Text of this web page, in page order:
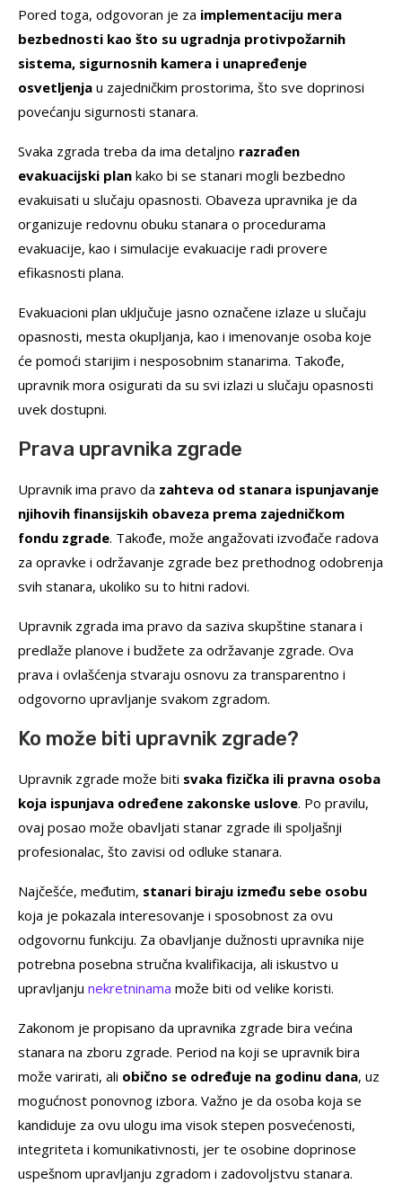
Pored toga, odgovoran je za implementaciju mera
bezbednosti kao što su ugradnja protivpožarnih
sistema, sigurnosnih kamera i unapređenje
osvetljenja u zajedničkim prostorima, što sve doprinosi
povećanju sigurnosti stanara.
Svaka zgrada treba da ima detaljno razrađen
evakuacijski plan kako bi se stanari mogli bezbedno
evakuisati u slučaju opasnosti. Obaveza upravnika je da
organizuje redovnu obuku stanara o procedurama
evakuacije, kao i simulacije evakuacije radi provere
efikasnosti plana.
Evakuacioni plan uključuje jasno označene izlaze u slučaju
opasnosti, mesta okupljanja, kao i imenovanje osoba koje
će pomoći starijim i nesposobnim stanarima. Takođe,
upravnik mora osigurati da su svi izlazi u slučaju opasnosti
uvek dostupni.
Prava upravnika zgrade
Upravnik ima pravo da zahteva od stanara ispunjavanje
njihovih finansijskih obaveza prema zajedničkom
fondu zgrade. Takođe, može angažovati izvođače radova
za opravke i održavanje zgrade bez prethodnog odobrenja
svih stanara, ukoliko su to hitni radovi.
Upravnik zgrada ima pravo da saziva skupštine stanara i
predlaže planove i budžete za održavanje zgrade. Ova
prava i ovlašćenja stvaraju osnovu za transparentno i
odgovorno upravljanje svakom zgradom.
Ko može biti upravnik zgrade?
Upravnik zgrade može biti svaka fizička ili pravna osoba
koja ispunjava određene zakonske uslove. Po pravilu,
ovaj posao može obavljati stanar zgrade ili spoljašnji
profesionalac, što zavisi od odluke stanara.
Najčešće, međutim, stanari biraju između sebe osobu
koja je pokazala interesovanje i sposobnost za ovu
odgovornu funkciju. Za obavljanje dužnosti upravnika nije
potrebna posebna stručna kvalifikacija, ali iskustvo u
upravljanju nekretninama može biti od velike koristi.
Zakonom je propisano da upravnika zgrade bira većina
stanara na zboru zgrade. Period na koji se upravnik bira
može varirati, ali obično se određuje na godinu dana, uz
mogućnost ponovnog izbora. Važno je da osoba koja se
kandiduje za ovu ulogu ima visok stepen posvećenosti,
integriteta i komunikativnosti, jer te osobine doprinose
uspešnom upravljanju zgradom i zadovoljstvu stanara.